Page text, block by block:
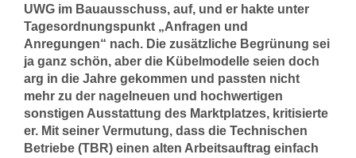
UWG im Bauausschuss, auf, und er hakte unter
Tagesordnungspunkt „Anfragen und
Anregungen“ nach. Die zusätzliche Begrünung sei
ja ganz schön, aber die Kübelmodelle seien doch
arg in die Jahre gekommen und passten nicht
mehr zu der nagelneuen und hochwertigen
sonstigen Ausstattung des Marktplatzes, kritisierte
er. Mit seiner Vermutung, dass die Technischen
Betriebe (TBR) einen alten Arbeitsauftrag einfach